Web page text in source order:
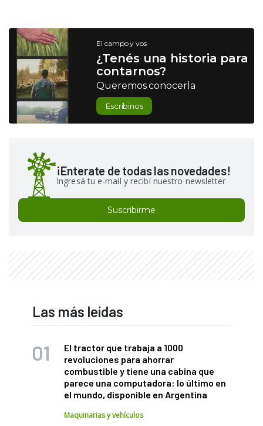
El campo y vos
¿Tenés una historia para
contarnos?
Queremos conocerla
Escribinos
¡Enterate de todas las novedades!
Ingresá tu e-mail y recibí nuestro newsletter
Suscribirme
Las más leídas
El tractor que trabaja a 1000
revoluciones para ahorrar
combustible y tiene una cabina que
parece una computadora: lo último en
el mundo, disponible en Argentina
Maquinarias y vehículos